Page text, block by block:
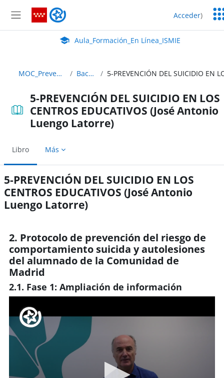
Panel lateral
Aula_Formación_En Línea_ISMIE Acceder)
Aula Virtual de EducaMadrid:
Aula_Formación_En Línea_ISMIE
MOC_Prevencion_22_23 ABIERTO Bachillerato y FP
5-PREVENCIÓN DEL SUICIDIO EN LOS
CENTROS EDUCATIVOS (José Antonio
Luengo Latorre)
Libro Más
5-PREVENCIÓN DEL SUICIDIO EN LOS
CENTROS EDUCATIVOS (José Antonio
Luengo Latorre)
2. Protocolo de prevención del riesgo de
comportamiento suicida y autolesiones
del alumnado de la Comunidad de
Madrid
2.1. Fase 1: Ampliación de información